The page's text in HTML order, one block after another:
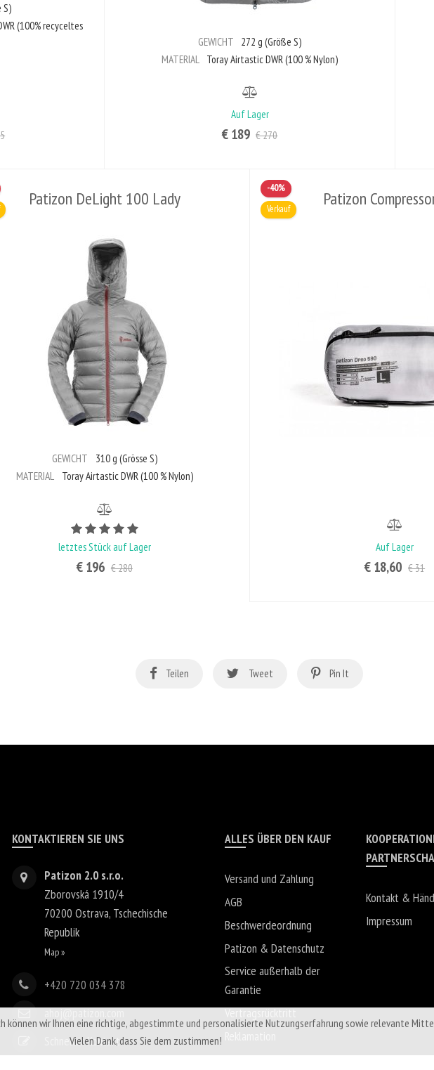
S)
(100% recyceltes
GEWICHT 272 g (Größe S)
MATERIAL Toray Airtastic DWR (100 % Nylon)
Auf Lager
€ 189 € 270
Patizon DeLight 100 Lady
GEWICHT
310 g (Grösse S)
MATERIAL
Toray Airtastic DWR (100 % Nylon)
letztes Stück auf Lager
€ 196 € 280
-40%
Verkauf
Patizon
Auf Lager
€ 18,60 € 31
Teilen Tweet Pin It
KONTAKTIEREN SIE UNS
Patizon 2.0 s.r.o.
Zborovská 1910/4
70200Ostrava, Tschechische
Republik
Map »
+420 720 034 378
ahoj@patizon.com
Schneller Kontakt
ALLES ÜBER DEN KAUF
Versand und Zahlung
AGB
Beschwerdeordnung
Patizon & Datenschutz
Service außerhalb der
Garantie
Vertragsrücktritt
Kontakt &
Impressum
können wir Ihnen eine richtige, abgestimmte und personalisierte Nutzungserfahrung sowie relevante
Vielen Dank, dass Sie dem zustimmen!